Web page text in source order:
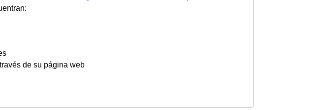
de su página web